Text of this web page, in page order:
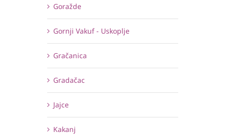
Goražde
Gornji Vakuf - Uskoplje
Gračanica
Gradačac
Jajce
Kakanj